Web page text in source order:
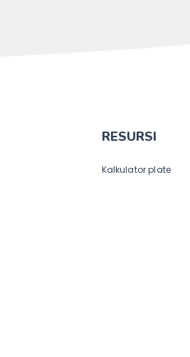
RESURSI
Kalkulator plate